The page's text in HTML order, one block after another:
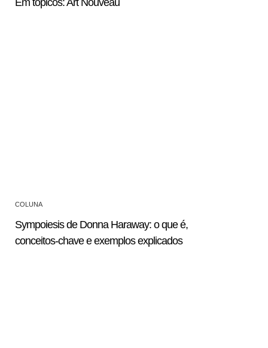
Em tópicos: Art Nouveau
COLUNA
Sympoiesis de Donna Haraway: o que é,
conceitos-chave e exemplos explicados